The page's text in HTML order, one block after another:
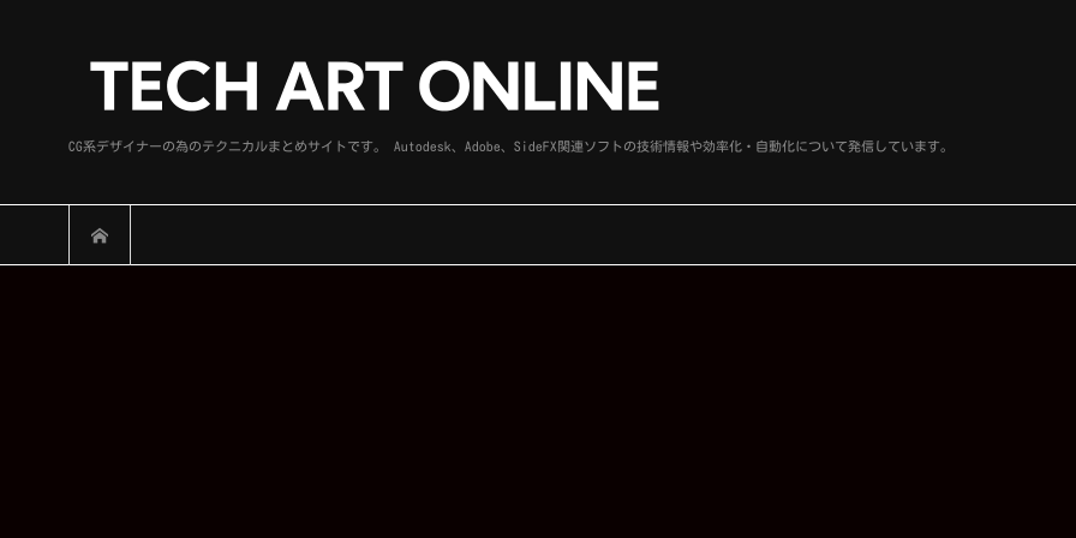
CG系デザイナーの為のテクニカルまとめサイトです。 Autodesk、Adobe、SideFX関連ソフトの技術情報や効率化・自動化について発信しています。